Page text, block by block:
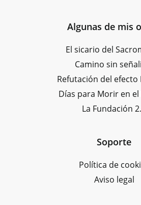
Algunas de mis
El sicario del
Camino sin
Refutación del
Días para Morir en el
La Fundación
Soporte
Política de
Aviso legal